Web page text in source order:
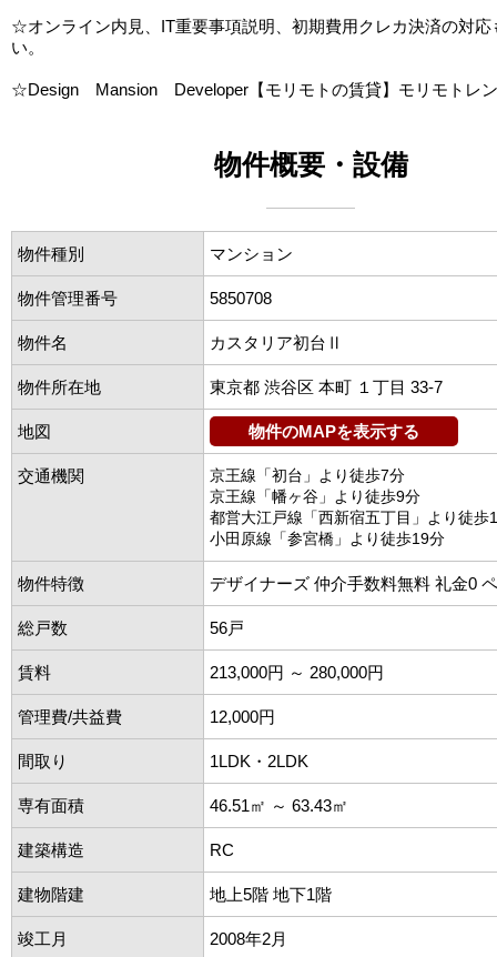
☆オンライン内見、IT重要事項説明、初期費用クレカ決済の対応
い。
☆Design Mansion Developer【モリモトの賃貸】モリモトレ
物件概要・設備
物件種別 マンション
物件管理番号 5850708
物件名 カスタリア初台Ⅱ
物件所在地 東京都 渋谷区 本町 １丁目 33-7
地図 物件のMAPを表示する
交通機関
京王線「初台」より徒歩7分
京王線「幡ヶ谷」より徒歩9分
都営大江戸線「西新宿五丁目」より徒歩
小田原線「参宮橋」より徒歩19分
物件特徴 デザイナーズ 仲介手数料無料 礼金0
総戸数 56戸
賃料 213,000円 ～ 280,000円
管理費/共益費 12,000円
間取り 1LDK・2LDK
専有面積 46.51㎡ ～ 63.43㎡
建築構造 RC
建物階建 地上5階 地下1階
竣工月 2008年2月